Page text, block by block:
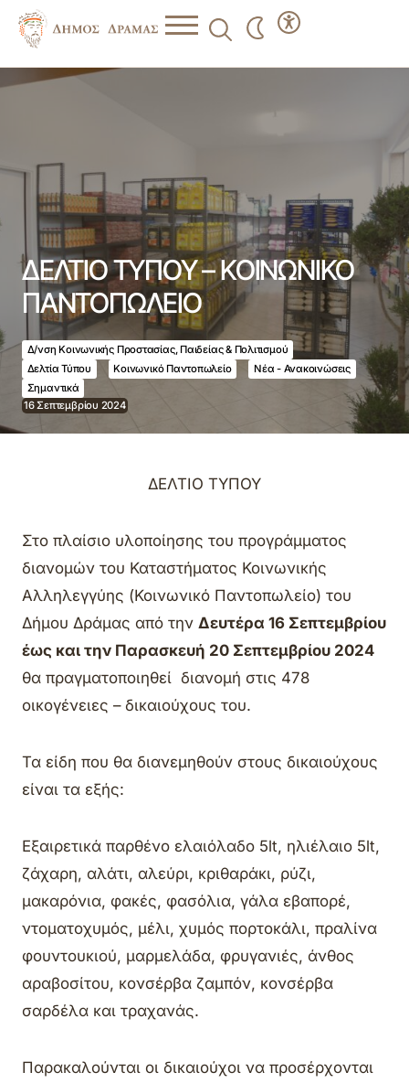
ΔΕΛΤΙΟ ΤΥΠΟΥ – ΚΟΙΝΩΝΙΚΟ
ΠΑΝΤΟΠΩΛΕΙΟ
Δ/νση Κοινωνικής Προστασίας, Παιδείας & Πολιτισμού
Δελτία Τύπου
Κοινωνικό Παντοπωλείο
Νέα - Ανακοινώσεις
Σημαντικά
16 Σεπτεμβρίου 2024
ΔΕΛΤΙΟ ΤΥΠΟΥ
Στο πλαίσιο υλοποίησης του προγράμματος
διανομών του Καταστήματος Κοινωνικής
Αλληλεγγύης (Κοινωνικό Παντοπωλείο) του
Δήμου Δράμας από την Δευτέρα 16 Σεπτεμβρίου
έως και την Παρασκευή 20 Σεπτεμβρίου 2024
θα πραγματοποιηθεί διανομή στις 478
οικογένειες – δικαιούχους του.
Τα είδη που θα διανεμηθούν στους δικαιούχους
είναι τα εξής:
Εξαιρετικά παρθένο ελαιόλαδο 5lt, ηλιέλαιο 5lt,
ζάχαρη, αλάτι, αλεύρι, κριθαράκι, ρύζι,
μακαρόνια, φακές, φασόλια, γάλα εβαπορέ,
ντοματοχυμός, μέλι, χυμός πορτοκάλι, πραλίνα
φουντουκιού, μαρμελάδα, φρυγανιές, άνθος
αραβοσίτου, κονσέρβα ζαμπόν, κονσέρβα
σαρδέλα και τραχανάς.
Παρακαλούνται οι δικαιούχοι να προσέρχονται